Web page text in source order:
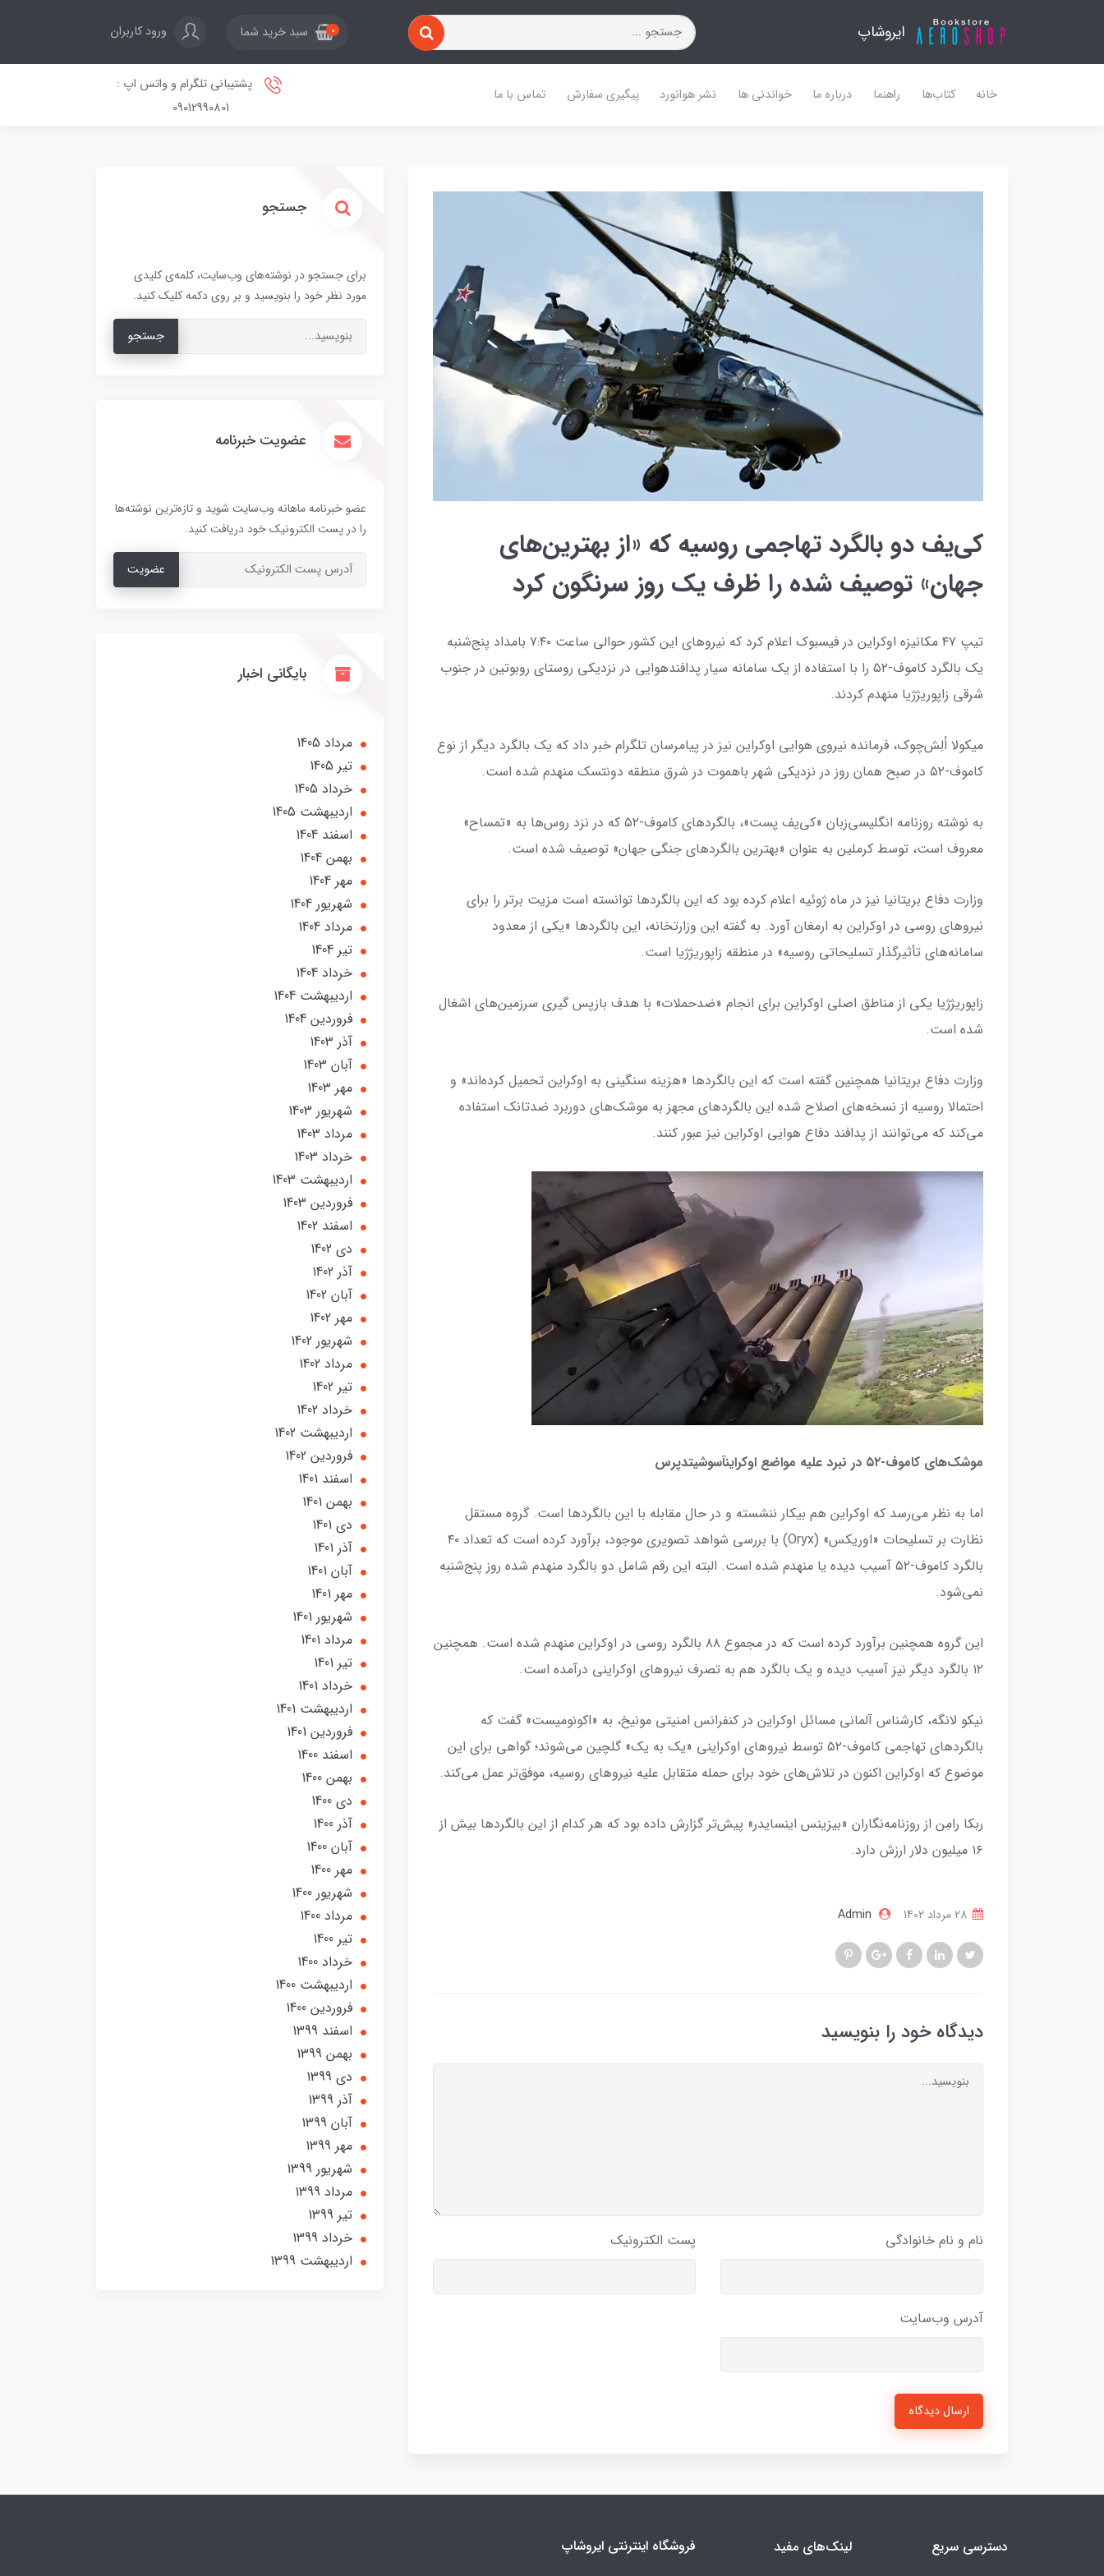
ایروشاپ 0 سبد خرید شما ورود کاربران
خانه کتاب‌ها راهنما درباره ما خواندنی ها نشر هوانورد پیگیری سفارش تماس با ما
پشتیبانی تلگرام و واتس اپ :
09012990801
کی‌یف دو بالگرد تهاجمی روسیه که «از بهترین‌های
جهان» توصیف شده را ظرف یک روز سرنگون کرد
تیپ ۴۷ مکانیزه اوکراین در فیسبوک اعلام کرد که نیروهای این کشور حوالی ساعت ۷:۴۰ بامداد پنج‌شنبه
یک بالگرد کاموف-۵۲ را با استفاده از یک سامانه سیار پدافندهوایی در نزدیکی روستای روبوتین در جنوب
شرقی زاپوریژژیا منهدم کردند.
میکولا اُلِش‌چوک، فرمانده نیروی هوایی اوکراین نیز در پیامرسان تلگرام خبر داد که یک بالگرد دیگر از نوع
کاموف-۵۲ در صبح همان روز در نزدیکی شهر باهموت در شرق منطقه دونتسک منهدم شده است.
به نوشته روزنامه انگلیسی‌زبان «کی‌یف پست»، بالگردهای کاموف-۵۲ که در نزد روس‌ها به «تمساح»
معروف است، توسط کرملین به عنوان «بهترین بالگردهای جنگی جهان» توصیف شده است.
وزارت دفاع بریتانیا نیز در ماه ژوئیه اعلام کرده بود که این بالگردها توانسته است مزیت برتر را برای
نیروهای روسی در اوکراین به ارمغان آورد. به گفته این وزارتخانه، این بالگردها «یکی از معدود
سامانه‌های تأثیرگذار تسلیحاتی روسیه» در منطقه زاپوریژژیا است.
زاپوریژژیا یکی از مناطق اصلی اوکراین برای انجام «ضدحملات» با هدف بازپس گیری سرزمین‌های اشغال
شده است.
وزارت دفاع بریتانیا همچنین گفته است که این بالگردها «هزینه سنگینی به اوکراین تحمیل کرده‌اند» و
احتمالا روسیه از نسخه‌های اصلاح شده این بالگردهای مجهز به موشک‌های دوربرد ضدتانک استفاده
می‌کند که می‌توانند از پدافند دفاع هوایی اوکراین نیز عبور کنند.
موشک‌های کاموف-۵۲ در نبرد علیه مواضع اوکراینآسوشیتدپرس
اما به نظر می‌رسد که اوکراین هم بیکار ننشسته و در حال مقابله با این بالگردها است. گروه مستقل
نظارت بر تسلیحات «اوریکس» (Oryx) با بررسی شواهد تصویری موجود، برآورد کرده است که تعداد ۴۰
بالگرد کاموف-۵۲ آسیب دیده یا منهدم شده است. البته این رقم شامل دو بالگرد منهدم شده روز پنج‌شنبه
نمی‌شود.
این گروه همچنین برآورد کرده است که در مجموع ۸۸ بالگرد روسی در اوکراین منهدم شده است. همچنین
۱۲ بالگرد دیگر نیز آسیب دیده و یک بالگرد هم به تصرف نیروهای اوکراینی درآمده است.
نیکو لانگه، کارشناس آلمانی مسائل اوکراین در کنفرانس امنیتی مونیخ، به «اکونومیست» گفت که
بالگردهای تهاجمی کاموف-۵۲ توسط نیروهای اوکراینی «یک به یک» گلچین می‌شوند؛ گواهی برای این
موضوع که اوکراین اکنون در تلاش‌های خود برای حمله متقابل علیه نیروهای روسیه، موفق‌تر عمل می‌کند.
ربکا رامِن از روزنامه‌نگاران «بیزینس اینسایدر» پیش‌تر گزارش داده بود که هر کدام از این بالگردها بیش از
۱۶ میلیون دلار ارزش دارد.
Admin
دیدگاه خود را بنویسید
نام و نام خانوادگی پست الکترونیک
آدرس وب‌سایت
ارسال دیدگاه
جستجو
برای جستجو در نوشته‌های وب‌سایت، کلمه‌ی کلیدی
مورد نظر خود را بنویسید و بر روی دکمه کلیک کنید.
جستجو
عضویت خبرنامه
عضو خبرنامه ماهانه وب‌سایت شوید و تازه‌ترین نوشته‌ها
را در پست الکترونیک خود دریافت کنید.
عضویت
بایگانی اخبار
مرداد 1405
تير 1405
خرداد 1405
ارديبهشت 1405
اسفند 1404
بهمن 1404
مهر 1404
شهریور 1404
مرداد 1404
تير 1404
خرداد 1404
ارديبهشت 1404
فروردین 1404
آذر 1403
آبان 1403
مهر 1403
شهریور 1403
مرداد 1403
خرداد 1403
ارديبهشت 1403
فروردین 1403
اسفند 1402
دی 1402
آذر 1402
آبان 1402
مهر 1402
شهریور 1402
مرداد 1402
تير 1402
خرداد 1402
ارديبهشت 1402
فروردین 1402
اسفند 1401
بهمن 1401
دی 1401
آذر 1401
آبان 1401
مهر 1401
شهریور 1401
مرداد 1401
تير 1401
خرداد 1401
ارديبهشت 1401
فروردین 1401
اسفند 1400
بهمن 1400
دی 1400
آذر 1400
آبان 1400
مهر 1400
شهریور 1400
مرداد 1400
تير 1400
خرداد 1400
ارديبهشت 1400
فروردین 1400
اسفند 1399
بهمن 1399
دی 1399
آذر 1399
آبان 1399
مهر 1399
شهریور 1399
مرداد 1399
تير 1399
خرداد 1399
ارديبهشت 1399
دسترسی سریع لینک‌های مفید فروشگاه اینترنتی ایروشاپ